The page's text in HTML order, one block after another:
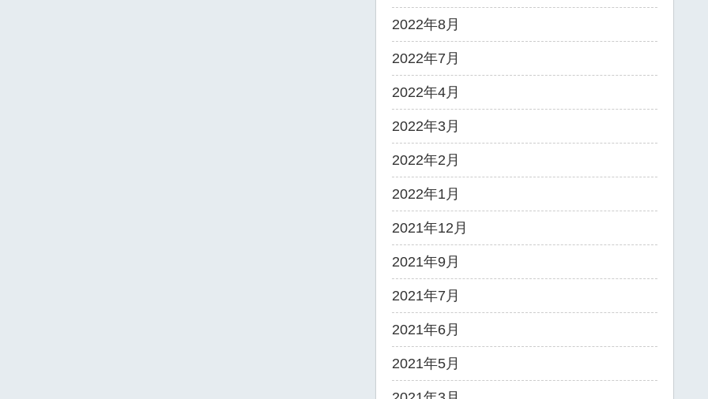
2022年8月
2022年7月
2022年4月
2022年3月
2022年2月
2022年1月
2021年12月
2021年9月
2021年7月
2021年6月
2021年5月